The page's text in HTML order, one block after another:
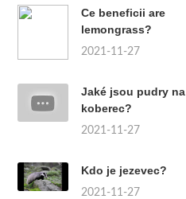
Ce beneficii are
lemongrass?
2021-11-27
Jaké jsou pudry na
koberec?
2021-11-27
Kdo je jezevec?
2021-11-27